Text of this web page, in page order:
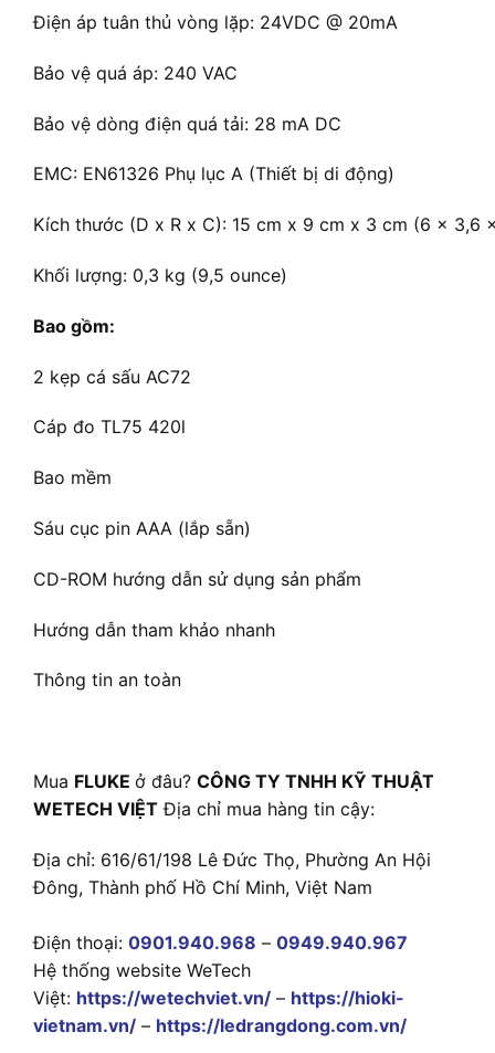
Điện áp tuân thủ vòng lặp: 24VDC @ 20mA
Bảo vệ quá áp: 240 VAC
Bảo vệ dòng điện quá tải: 28 mA DC
EMC: EN61326 Phụ lục A (Thiết bị di động)
Kích thước (D x R x C): 15 cm x 9 cm x 3 cm (6 x 3,6
Khối lượng: 0,3 kg (9,5 ounce)
Bao gồm:
2 kẹp cá sấu AC72
Cáp đo TL75 420l
Bao mềm
Sáu cục pin AAA (lắp sẵn)
CD-ROM hướng dẫn sử dụng sản phẩm
Hướng dẫn tham khảo nhanh
Thông tin an toàn
Mua FLUKE ở đâu? CÔNG TY TNHH KỸ THUẬT
WETECH VIỆT Địa chỉ mua hàng tin cậy:
Địa chỉ: 616/61/198 Lê Đức Thọ, Phường An Hội
Đông, Thành phố Hồ Chí Minh, Việt Nam
Điện thoại: 0901.940.968 – 0949.940.967
Hệ thống website WeTech
Việt: https://wetechviet.vn/ – https://hioki-
vietnam.vn/ – https://ledrangdong.com.vn/